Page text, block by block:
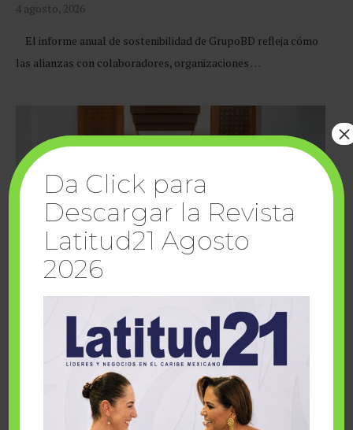
4 agosto, 2026
El informe anual de sostenibilidad de GrupoBD refleja cómo
las alianzas con colaboradores, organizaciones …
Cuando la solidaridad inspira; cumplen
sueños Fairmont Mayakoba y Make-A-Wish
Da Click para
Descargar la Revista
Latitud21 Agosto
2026
×